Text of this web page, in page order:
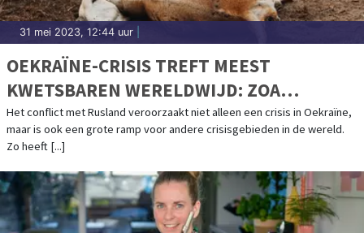
31 mei 2023, 12:44 uur
OEKRAÏNE-CRISIS TREFT MEEST
KWETSBAREN WERELDWIJD: ZOA
PUBLICEERT JAARVERSLAG 2022
Het conflict met Rusland veroorzaakt niet alleen een crisis in Oekraïne,
maar is ook een grote ramp voor andere crisisgebieden in de wereld.
Zo heeft [...]